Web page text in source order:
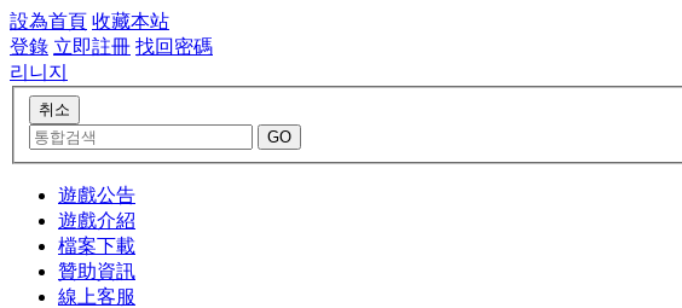
設為首頁 收藏本站
登錄 立即註冊 找回密碼
리니지
遊戲公告
遊戲介紹
檔案下載
贊助資訊
線上客服